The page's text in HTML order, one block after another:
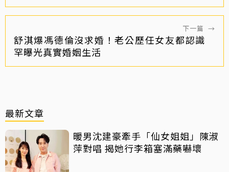
下一篇 →
舒淇爆馮德倫沒求婚！老公歷任女友都認識
罕曝光真實婚姻生活
最新文章
暖男沈建豪牽手「仙女姐姐」陳淑
萍對唱 揭她行李箱塞滿藥嚇壞